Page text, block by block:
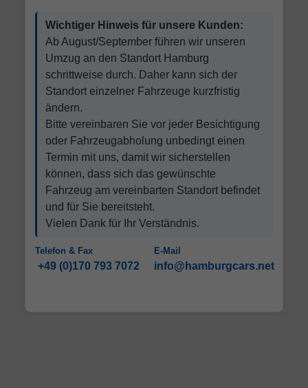
Wichtiger Hinweis für unsere Kunden:
Ab August/September führen wir unseren
Umzug an den Standort Hamburg
schrittweise durch. Daher kann sich der
Standort einzelner Fahrzeuge kurzfristig
ändern.
Bitte vereinbaren Sie vor jeder Besichtigung
oder Fahrzeugabholung unbedingt einen
Termin mit uns, damit wir sicherstellen
können, dass sich das gewünschte
Fahrzeug am vereinbarten Standort befindet
und für Sie bereitsteht.
Vielen Dank für Ihr Verständnis.
Telefon & Fax
+49 (0)170 793 7072
E-Mail
info@hamburgcars.net